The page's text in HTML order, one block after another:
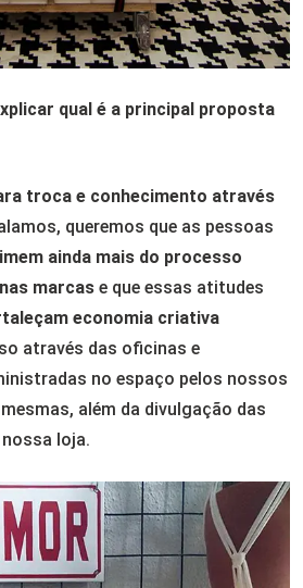
qual é a principal proposta
troca e conhecimento através
queremos que as pessoas
ainda mais do processo
marcas e que essas atitudes
economia criativa
através das oficinas e
no espaço pelos nossos
além da divulgação das
loja.